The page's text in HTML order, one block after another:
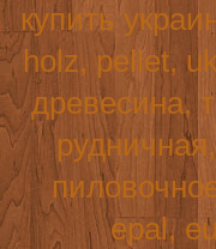
купить
holz, pellet,
древесина,
epal,